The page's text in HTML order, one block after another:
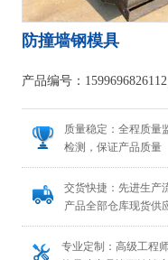
防撞墙钢模具
产品编号：
质量稳定：全程质量
检测，保证产品质量
交货快捷：先进生产
产品全部仓库现货供
专业定制：高级工程